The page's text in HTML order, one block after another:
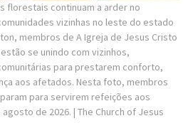
florestais continuam a arder no
vizinhas no leste do estado
membros de A Igreja de Jesus Cristo
se unindo com vizinhos,
para prestarem conforto,
aos afetados. Nesta foto, membros
para servirem refeições aos
de 2026. | The Church of Jesus